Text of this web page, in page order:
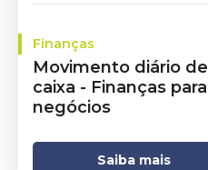
Finanças
Movimento diário de
caixa - Finanças para
negócios
Saiba mais